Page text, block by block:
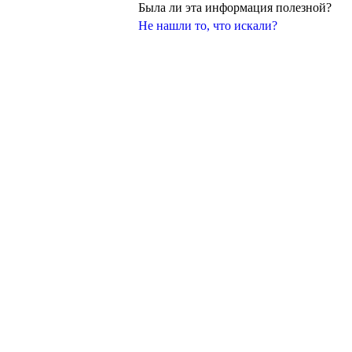
Не нашли то, что искали?
Была ли эта информация полезной?